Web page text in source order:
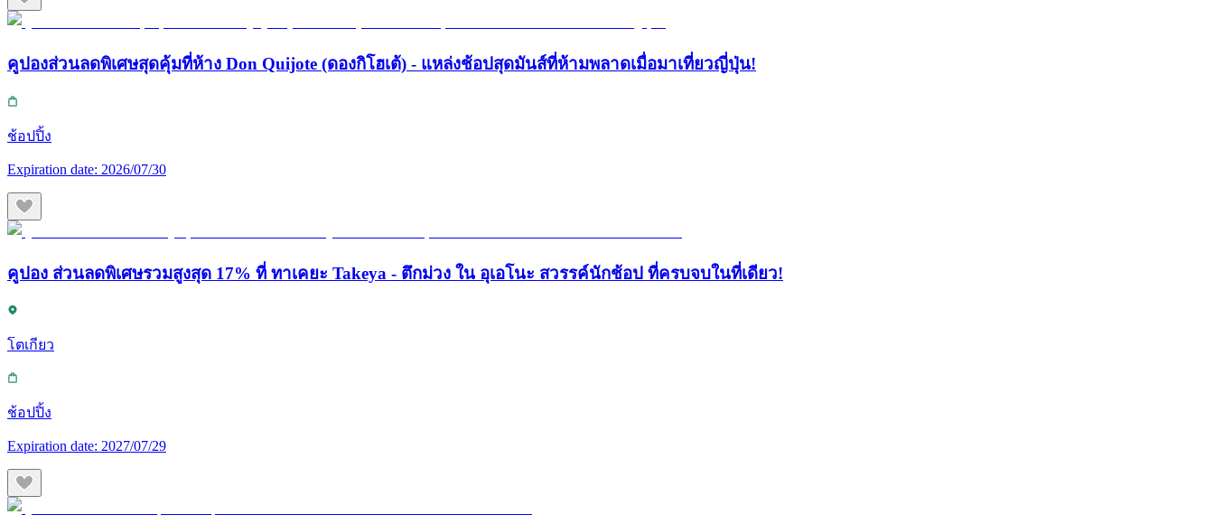
คูปองส่วนลดพิเศษสุดคุ้มที่ห้าง Don Quijote (ดองกิโฮเต้) - แหล่งช้อปสุดมันส์ที่ห้ามพลาดเมื่อมาเที่ยวญี่ปุ่น!
ช้อปปิ้ง
Expiration date: 2026/07/30
คูปอง ส่วนลดพิเศษรวมสูงสุด 17% ที่ ทาเคยะ Takeya - ตึกม่วง ใน อุเอโนะ สวรรค์นักช้อป ที่ครบจบในที่เดียว!
โตเกียว
ช้อปปิ้ง
Expiration date: 2027/07/29